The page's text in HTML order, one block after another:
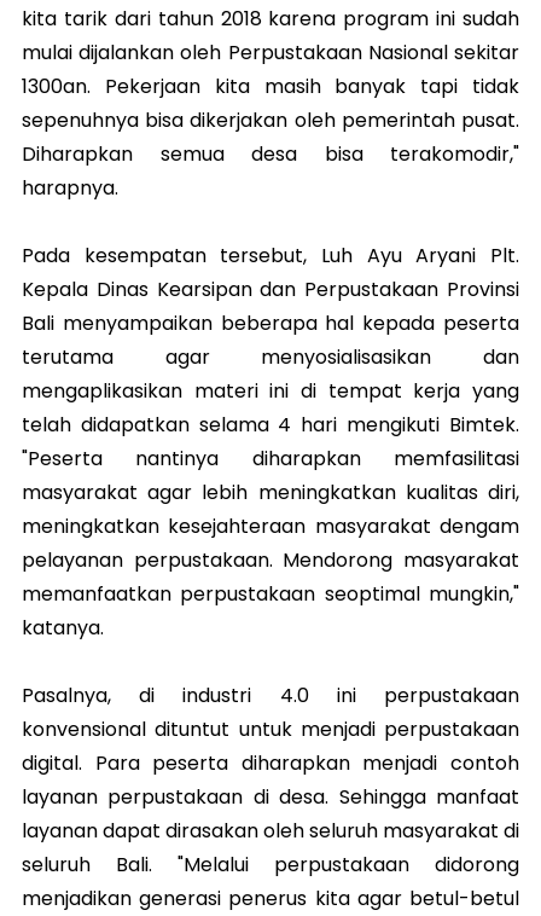
kita tarik dari tahun 2018 karena program ini sudah
mulai dijalankan oleh Perpustakaan Nasional sekitar
1300an. Pekerjaan kita masih banyak tapi tidak
sepenuhnya bisa dikerjakan oleh pemerintah pusat.
Diharapkan semua desa bisa terakomodir,"
harapnya.
Pada kesempatan tersebut, Luh Ayu Aryani Plt.
Kepala Dinas Kearsipan dan Perpustakaan Provinsi
Bali menyampaikan beberapa hal kepada peserta
terutama agar menyosialisasikan dan
mengaplikasikan materi ini di tempat kerja yang
telah didapatkan selama 4 hari mengikuti Bimtek.
"Peserta nantinya diharapkan memfasilitasi
masyarakat agar lebih meningkatkan kualitas diri,
meningkatkan kesejahteraan masyarakat dengam
pelayanan perpustakaan. Mendorong masyarakat
memanfaatkan perpustakaan seoptimal mungkin,"
katanya.
Pasalnya, di industri 4.0 ini perpustakaan
konvensional dituntut untuk menjadi perpustakaan
digital. Para peserta diharapkan menjadi contoh
layanan perpustakaan di desa. Sehingga manfaat
layanan dapat dirasakan oleh seluruh masyarakat di
seluruh Bali. "Melalui perpustakaan didorong
menjadikan generasi penerus kita agar betul-betul